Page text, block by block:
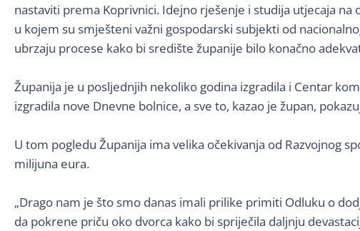
nastaviti prema Koprivnici. Idejno rješenje i studija utjecaja
u kojem su smješteni važni gospodarski subjekti od
ubrzaju procese kako bi središte županije bilo konačno
Županija je u posljednjih nekoliko godina izgradila i Centar
izgradila nove Dnevne bolnice, a sve to, kazao je župan,
U tom pogledu Županija ima velika očekivanja od Razvojnog
milijuna eura.
„Drago nam je što smo danas imali prilike primiti Odluku o
da pokrene priču oko dvorca kako bi spriječila daljnju